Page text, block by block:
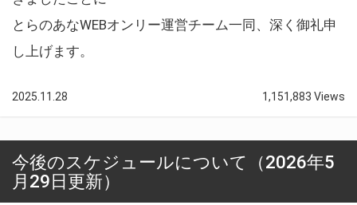
とらのあなWEBオンリー運営チーム一同、深く御礼申
し上げます。
2025.11.28 1,151,883 Views
今後のスケジュールについて（2026年5
月29日更新）